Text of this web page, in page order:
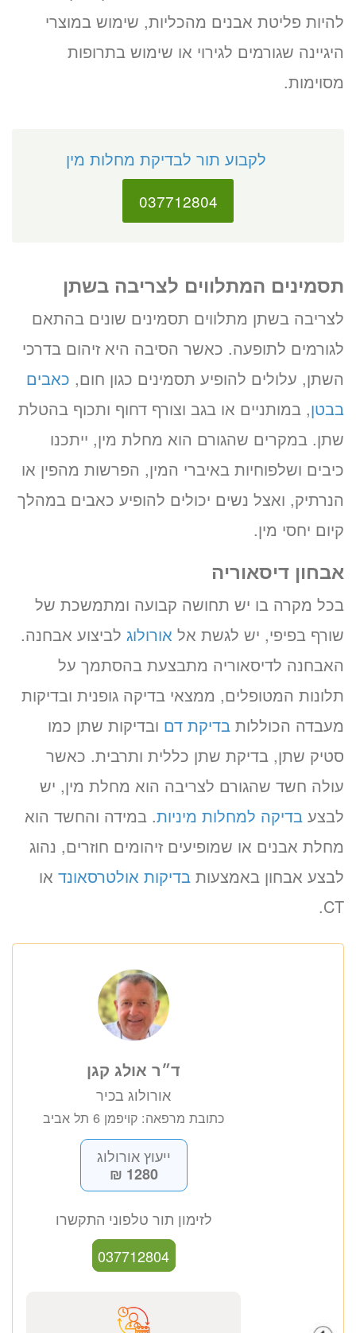
להיות פליטת אבנים מהכליות, שימוש במוצרי
היגיינה שגורמים לגירוי או שימוש בתרופות
מסוימות.
לקבוע תור לבדיקת מחלות מין
037712804
תסמינים המתלווים לצריבה בשתן
לצריבה בשתן מתלווים תסמינים שונים בהתאם
לגורמים לתופעה. כאשר הסיבה היא זיהום בדרכי
השתן, עלולים להופיע תסמינים כגון חום, כאבים
בבטן, במותניים או בגב וצורף דחוף ותכוף בהטלת
שתן. במקרים שהגורם הוא מחלת מין, ייתכנו
כיבים ושלפוחיות באיברי המין, הפרשות מהפין או
הנרתיק, ואצל נשים יכולים להופיע כאבים במהלך
קיום יחסי מין.
אבחון דיסאוריה
בכל מקרה בו יש תחושה קבועה ומתמשכת של
שורף בפיפי, יש לגשת אל אורולוג לביצוע אבחנה.
האבחנה לדיסאוריה מתבצעת בהסתמך על
תלונות המטופלים, ממצאי בדיקה גופנית ובדיקות
מעבדה הכוללות בדיקת דם ובדיקות שתן כמו
סטיק שתן, בדיקת שתן כללית ותרבית. כאשר
עולה חשד שהגורם לצריבה הוא מחלת מין, יש
לבצע בדיקה למחלות מיניות. במידה והחשד הוא
מחלת אבנים או שמופיעים זיהומים חוזרים, נהוג
לבצע אבחון באמצעות בדיקות אולטרסאונד או
CT.